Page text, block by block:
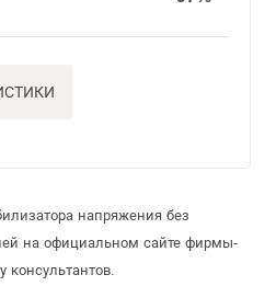
напряжения без
на официальном сайте фирмы-